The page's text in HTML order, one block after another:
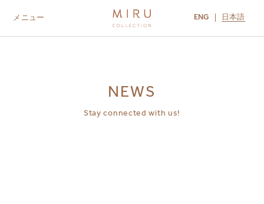
メニュー ENG 日本語
NEWS
Stay connected with us!